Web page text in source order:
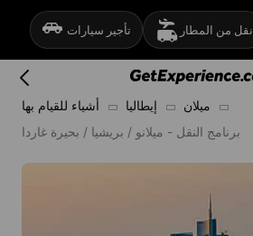
تأجير سيارات نقل من المطار
أشياء للقيام بها إيطاليا
ميلان
برنامج النقل - ميلانو / بريشيا / بحيرة غاردا